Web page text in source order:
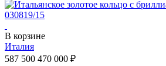
В корзине
Италия
587 500 470 000 ₽